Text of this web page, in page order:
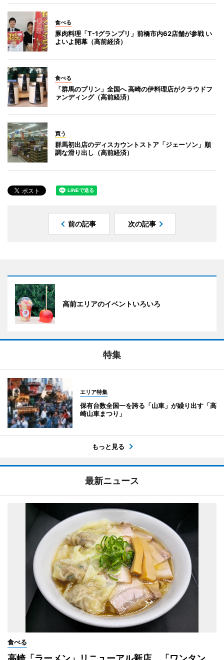
食べる
豚肉料理「T-1グランプリ」前橋市内62店舗が参戦 い
よいよ開幕（高前経済）
食べる
「群馬のプリン」全国へ 高崎の伊料理店がクラウドフ
ァンディング（高前経済）
買う
群馬初出店のディスカウントストア「ジェーソン」順
調な滑り出し（高前経済）
前の記事 次の記事
高前エリアのイベントいろいろ
特集
エリア特集
保有台数全国一を誇る「山車」が繰り出す「高
崎山車まつり」
もっと見る
最新ニュース
食べる